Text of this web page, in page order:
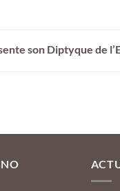
son Diptyque de